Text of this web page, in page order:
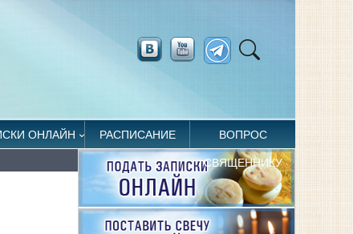
ОНЛАЙН РАСПИСАНИЕ ВОПРОС
СВЯЩЕННИКУ